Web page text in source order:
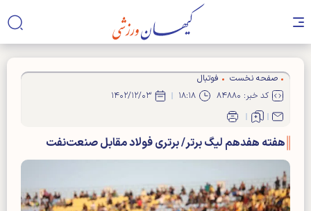
صفحه نخست
فوتبال
کد خبر: ۸۴۸۸۰
۱۸:۱۸ ۱۴۰۲/۱۲/۰۳
هفته هفدهم لیگ برتر/ برتری فولاد مقابل صنعت‌نفت